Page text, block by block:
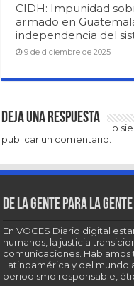
CIDH: Impunidad
armado en
independencia del
9 de diciembre de 2025
Deja una respuesta
Lo
publicar un comentario.
De la gente para la gente
En VOCES Diario digital
humanos, la justicia
comunicaciones.
Latinoamérica y del mundo
periodismo responsable,